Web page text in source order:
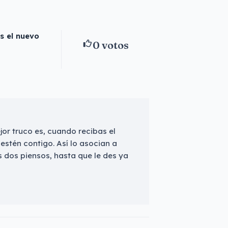
el nuevo
0 votos
truco es, cuando recibas el
contigo. Así lo asocian a
piensos, hasta que le des ya